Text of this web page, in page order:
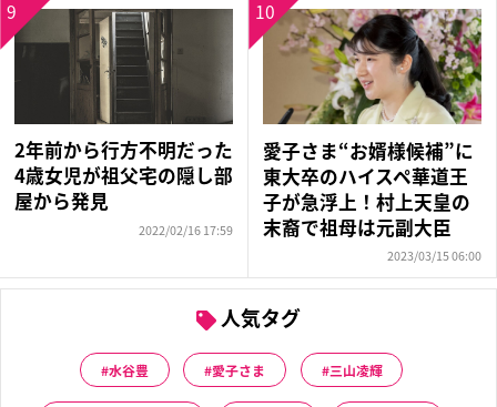
2年前から行方不明だった
4歳女児が祖父宅の隠し部
屋から発見
2022/02/16 17:59
9
愛子さま“お婿様候補”に
東大卒のハイスペ華道王
子が急浮上！村上天皇の
末裔で祖母は元副大臣
2023/03/15 06:00
10
人気タグ
水谷豊 愛子さま 三山凌輝